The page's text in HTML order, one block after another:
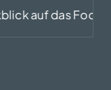
auf das